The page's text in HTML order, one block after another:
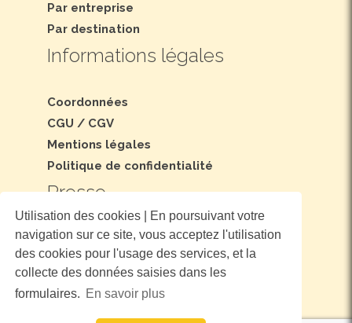
Utilisation des cookies | En poursuivant votre
navigation sur ce site, vous acceptez l'utilisation
des cookies pour l'usage des services, et la
collecte des données saisies dans les
formulaires. En savoir plus
Par entreprise
Par destination
Informations légales
Coordonnées
CGU / CGV
Mentions légales
Politique de confidentialité
Presse
Dossier et communiqué de presse
Nous suivre